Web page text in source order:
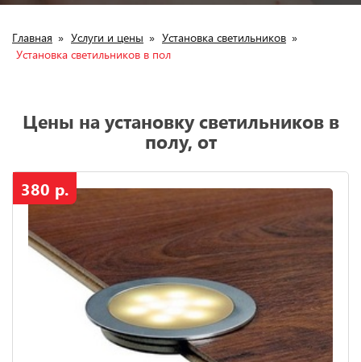
Главная » Услуги и цены » Установка светильников »
Установка светильников в пол
Цены на установку светильников в
полу, от
380 р.